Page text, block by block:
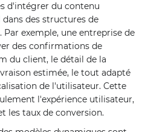
d'intégrer du contenu
des structures de
Par exemple, une entreprise de
des confirmations de
du client, le détail de la
estimée, le tout adapté
de l'utilisateur. Cette
l'expérience utilisateur,
les taux de conversion.